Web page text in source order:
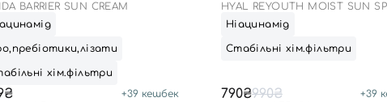
BARRIER SUN CREAM
хім.фільтри
+39кешбек
HYAL REYOUTH MOIST SUN
50/PA++++
Ніацинамід
Стабільні хім.фільтри
790₴990₴ +39